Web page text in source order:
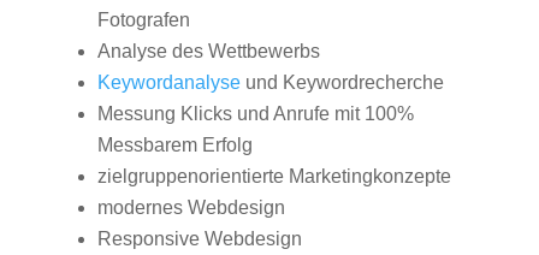
Fotografen
Analyse des Wettbewerbs
Keywordanalyseund Keywordrecherche
Messung Klicks und Anrufe mit 100%
Messbarem Erfolg
zielgruppenorientierte Marketingkonzepte
modernes Webdesign
Responsive Webdesign